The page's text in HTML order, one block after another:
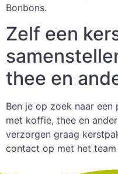
Bonbons.
Zelf een
thee en
Ben je op zoek naar
met koffie, thee en
verzorgen graag
contact op met het